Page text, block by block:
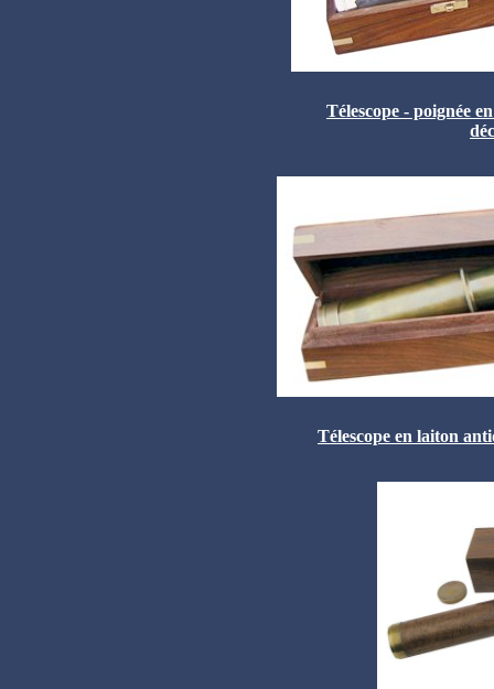
Télescope - poignée
Télescope en laiton